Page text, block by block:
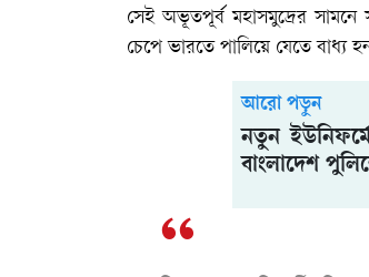
সেই অভূতপূর্ব মহাসমুদ্রের সামনে
চেপে ভারতে পালিয়ে যেতে বাধ্য
আরো পড়ুন
নতুন
বাংলাদেশ